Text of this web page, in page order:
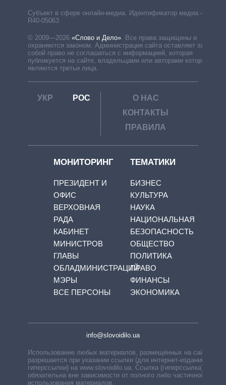
Субъект в сфере онлайн-медиа. Идентификатор медиа –
R40-05063
© 2009—2026 «Слово и Дело» Все права защищены и
охраняются законом. Администрация сайта оставляет за
собой право не соглашаться с информацией, которая
публикуется на сайте, владельцами или авторами которой
являются третьи лица.
УКР РОС
О НАС
КОНТАКТЫ
ПРАВИЛА
МОНИТОРИНГ
ПРЕЗИДЕНТ И
ОФИС
ВЕРХОВНАЯ
РАДА
КАБИНЕТ
МИНИСТРОВ
ГЛАВЫ
ОБЛАДМИНИСТРАЦИЙ
МЭРЫ
ВСЕ ПЕРСОНЫ
ТЕМАТИКИ
БИЗНЕС
КУЛЬТУРА
НАУКА
НАЦИОНАЛЬНАЯ
БЕЗОПАСНОСТЬ
ОБЩЕСТВО
ПОЛИТИКА
ПРАВО
ФИНАНСЫ
ЭКОНОМИКА
info@slovoidilo.ua
Использование любых материалов, размещённых на сайте,
разрешается при указании ссылки (для интернет-изданий —
гиперссылки) на www.slovoidilo.ua. Ссылка (гиперссылка)
обязательна вне зависимости от полного либо частичного
использования материалов.